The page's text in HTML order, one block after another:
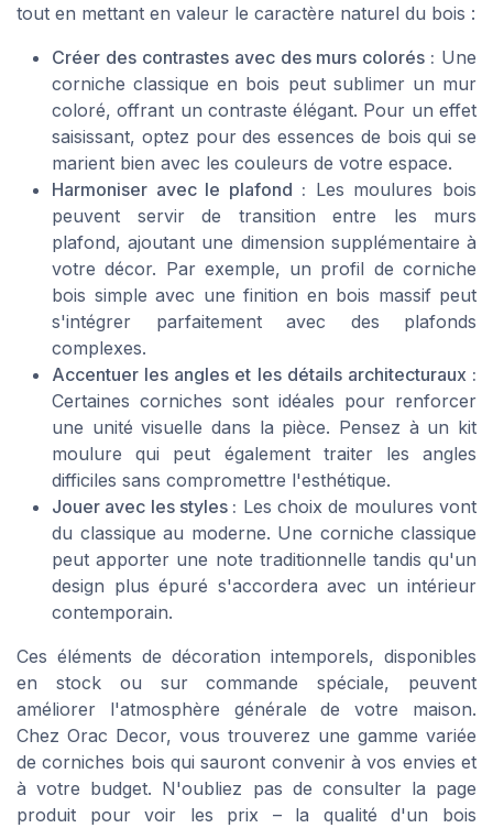
tout en mettant en valeur le caractère naturel du bois :
Créer des contrastes avec des murs colorés : Une
corniche classique en bois peut sublimer un mur
coloré, offrant un contraste élégant. Pour un effet
saisissant, optez pour des essences de bois qui se
marient bien avec les couleurs de votre espace.
Harmoniser avec le plafond : Les moulures bois
peuvent servir de transition entre les murs
plafond, ajoutant une dimension supplémentaire à
votre décor. Par exemple, un profil decorniche
bois simple avec une finition en bois massifpeut
s'intégrer parfaitement avec des plafonds
complexes.
Accentuer les angles et les détails architecturaux :
Certaines corniches sont idéales pour renforcer
une unité visuelle dans la pièce. Pensez à un kit
moulure qui peut également traiter les angles
difficiles sans compromettre l'esthétique.
Jouer avec les styles : Les choix de moulures vont
du classique au moderne. Une corniche classique
peut apporter une note traditionnelle tandis qu'un
design plus épuré s'accordera avec un intérieur
contemporain.
Ces éléments de décoration intemporels, disponibles
en stockou sur commande spéciale, peuvent
améliorer l'atmosphère générale de votre maison.
Chez Orac Decor, vous trouverez une gamme variée
decorniches bois qui sauront convenir à vos envies et
à votre budget. N'oubliez pas de consulter la page
produit pour voir les prix – la qualité d'un bois